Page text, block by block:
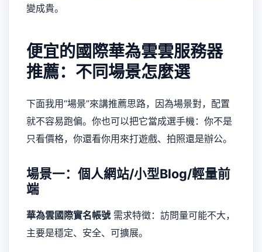
變成貴。
便宜的國際華為雲雲服務器
推薦：不同場景怎麼選
下面我用“場景”來講推薦思路，因為場景對，配置
就不容易跑偏。你也可以把它當成選手機：你不是
只看價格，你還看你用來打遊戲、拍照還是辦公。
場景一：個人網站/小型Blog/輕量前
端
華為雲國際實名帳號 需求特徵：訪問量可能不大，
主要是穩定、安全、可擴展。